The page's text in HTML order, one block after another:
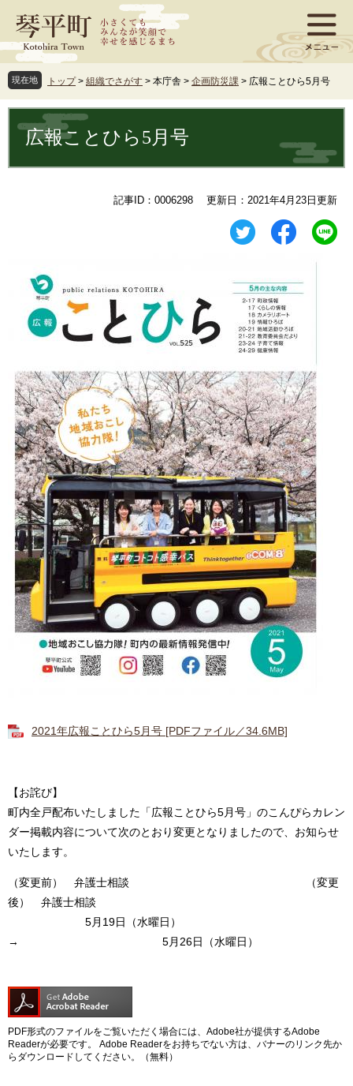
ジ
先
頭
で
ュ
を
飛
ば
現在地 トップ > 組織でさがす > 本庁舎 > 企画防災課 > 広報ことひら5月号
文
広報ことひら5月号
記事ID：0006298 更新日：2021年4月23日更新
2021年広報ことひら5月号 [PDFファイル／34.6MB]
【お詫び】
町内全戸配布いたしました「広報ことひら5月号」のこんぴらカレン
ダー掲載内容について次のとおり変更となりましたので、お知らせ
いたします。
（変更前） 弁護士相談 （変更
後） 弁護士相談
5月19日（水曜日）
→ 5月26日（水曜日）
PDF形式のファイルをご覧いただく場合には、Adobe社が提供するAdobe
Readerが必要です。
Adobe Readerをお持ちでない方は、バナーのリンク先か
らダウンロードしてください。（無料）